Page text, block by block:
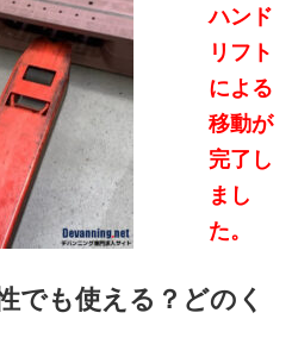
ハンド
リフト
による
移動が
完了し
まし
た。
でも使える？どのく